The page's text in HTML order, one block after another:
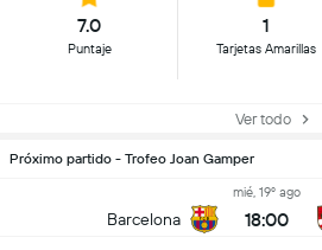
7.0
Puntaje
1
Tarjetas Amarillas
Ver todo
Próximo partido - Trofeo Joan Gamper
Barcelona
mié, 19º ago
18:00